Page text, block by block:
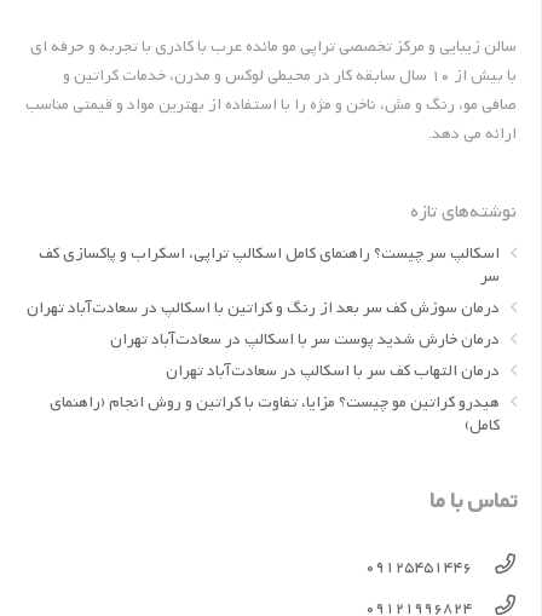
سالن زیبایی و مرکز تخصصی تراپی مو مائده عرب با کادری با تجربه و حرفه ای
با بیش از 10 سال سابقه کار در محیطی لوکس و مدرن، خدمات کراتین و
صافی مو، رنگ و مش، ناخن و مژه را با استفاده از بهترین مواد و قیمتی مناسب
ارائه می دهد.
نوشته‌های تازه
اسکالپ سر چیست؟ راهنمای کامل اسکالپ تراپی، اسکراب و پاکسازی کف
سر
درمان سوزش کف سر بعد از رنگ و کراتین با اسکالپ در سعادت‌آباد تهران
درمان خارش شدید پوست سر با اسکالپ در سعادت‌آباد تهران
درمان التهاب کف سر با اسکالپ در سعادت‌آباد تهران
هیدرو کراتین مو چیست؟ مزایا، تفاوت با کراتین و روش انجام (راهنمای
کامل)
تماس با ما
09125451446
09121996824